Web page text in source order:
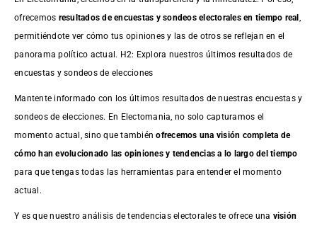
ofrecemos resultados deencuestas y sondeos electorales en tiempo real
permitiéndote ver cómo tus opiniones y las de otros se reflejan en el
panorama político actual. H2: Explora nuestros últimos resultados de
encuestas y sondeos de elecciones
Mantente informado con los últimos resultados de nuestras encuestasy
sondeos de elecciones. En Electomania, no solo capturamos el
momento actual, sino que tambiénofrecemos una visión completa de
cómo han evolucionado las opiniones y tendencias a lo largo del tiempo
para que tengas todas las herramientas para entender el momento
actual.
Y es que nuestro análisis de tendencias electorales te ofrece una visión